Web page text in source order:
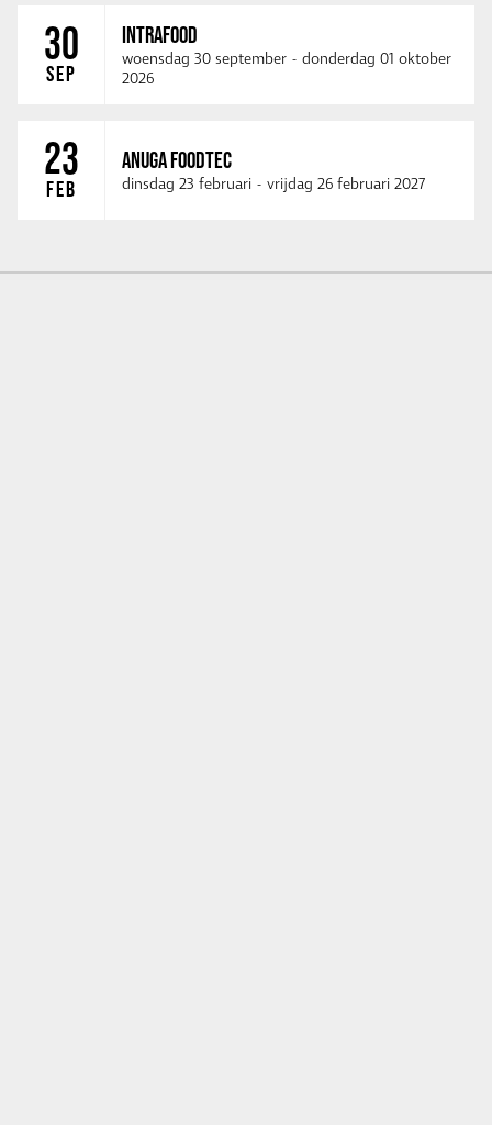
30
SEP
INTRAFOOD
woensdag 30 september - donderdag 01 oktober
2026
23
FEB
ANUGA FOODTEC
dinsdag 23 februari - vrijdag 26 februari 2027